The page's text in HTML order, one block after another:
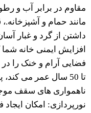
مقاوم در برابر آب و
مانند حمام و
داشتن از گرد و غبار
افزایش ایمنی خانه
فضایی آرام و خنک را در
تا 50 سال عمر می
ناهمواری های سقف
نورپردازی: امکان